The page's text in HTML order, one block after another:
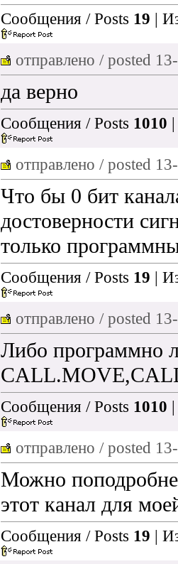
Сообщения / Posts 19 |
отправлено / posted
да верно
Сообщения / Posts 1010
отправлено / posted
Что бы 0 бит
достоверности
только
Сообщения / Posts 19 |
отправлено / posted
Либо программно
Сообщения / Posts 1010
отправлено / posted
Можно
этот канал для
Сообщения / Posts 19 |